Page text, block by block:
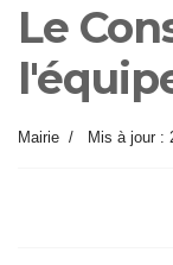
Le
Mairie Mis à jour :